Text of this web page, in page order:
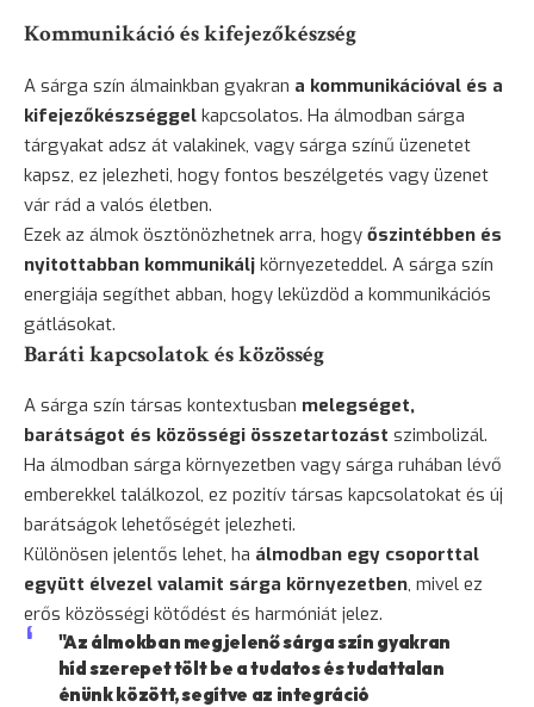
Kommunikáció és kifejezőkészség
A sárga szín álmainkban gyakran a kommunikációval és a
kifejezőkészséggel kapcsolatos. Ha álmodban sárga
tárgyakat adsz át valakinek, vagy sárga színű üzenetet
kapsz, ez jelezheti, hogy fontos beszélgetés vagy üzenet
vár rád a valós életben.
Ezek az álmok ösztönözhetnek arra, hogy őszintébben és
nyitottabban kommunikálj környezeteddel. A sárga szín
energiája segíthet abban, hogy leküzdöd a kommunikációs
gátlásokat.
Baráti kapcsolatok és közösség
A sárga szín társas kontextusban melegséget,
barátságot és közösségi összetartozást szimbolizál.
Ha álmodban sárga környezetben vagy sárga ruhában lévő
emberekkel találkozol, ez pozitív társas kapcsolatokat és új
barátságok lehetőségét jelezheti.
Különösen jelentős lehet, ha álmodban egy csoporttal
együtt élvezel valamit sárga környezetben, mivel ez
erős közösségi kötődést és harmóniát jelez.
"Az álmokban megjelenő sárga szín gyakran
híd szerepet tölt be a tudatos és tudattalan
énünk között, segítve az integráció